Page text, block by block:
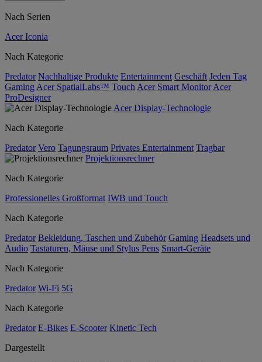
Nach Serien
Acer Iconia
Nach Kategorie
Predator Nachhaltige Produkte Entertainment Geschäft Jeden Tag
Gaming Acer SpatialLabs™ Touch Acer Smart Monitor Acer
ProDesigner
Acer Display-Technologie
Nach Kategorie
Predator Vero Tagungsraum Privates Entertainment Tragbar
Projektionsrechner
Nach Kategorie
Professionelles Großformat IWB und Touch
Nach Kategorie
Predator Bekleidung, Taschen und Zubehör Gaming Headsets und
Audio Tastaturen, Mäuse und Stylus Pens Smart-Geräte
Nach Kategorie
Predator Wi-Fi 5G
Nach Kategorie
Predator E-Bikes E-Scooter Kinetic Tech
Dargestellt